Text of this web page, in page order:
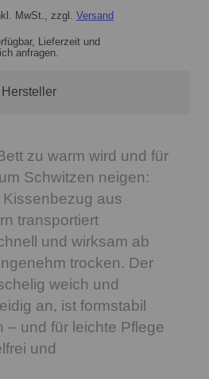
MwSt., zzgl. Versand
Lieferzeit und
anfragen.
Hersteller
zu warm wird und für
Schwitzen neigen:
aus
transportiert
und wirksam ab
trocken. Der
weich und
an, ist formstabil
– und für leichte Pflege
und